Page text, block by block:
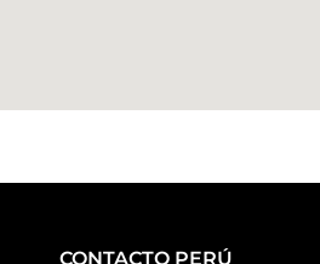
CONTACTO PERÚ